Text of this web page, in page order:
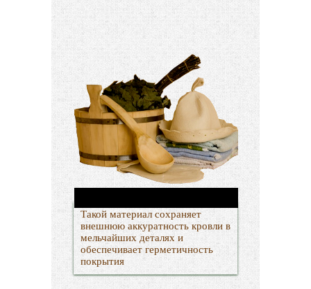
Такой материал сохраняет
внешнюю аккуратность кровли в
мельчайших деталях и
обеспечивает герметичность
покрытия